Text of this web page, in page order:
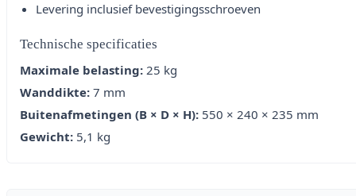
Levering inclusief bevestigingsschroeven
Technische specificaties
Maximale belasting: 25 kg
Wanddikte: 7 mm
Buitenafmetingen (B × D × H): 550 × 240 × 235 mm
Gewicht: 5,1 kg